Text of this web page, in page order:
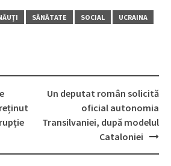
SĂNĂTATE SOCIAL UCRAINA
Un deputat român solicită
oficial autonomia
Transilvaniei, după modelul
Cataloniei